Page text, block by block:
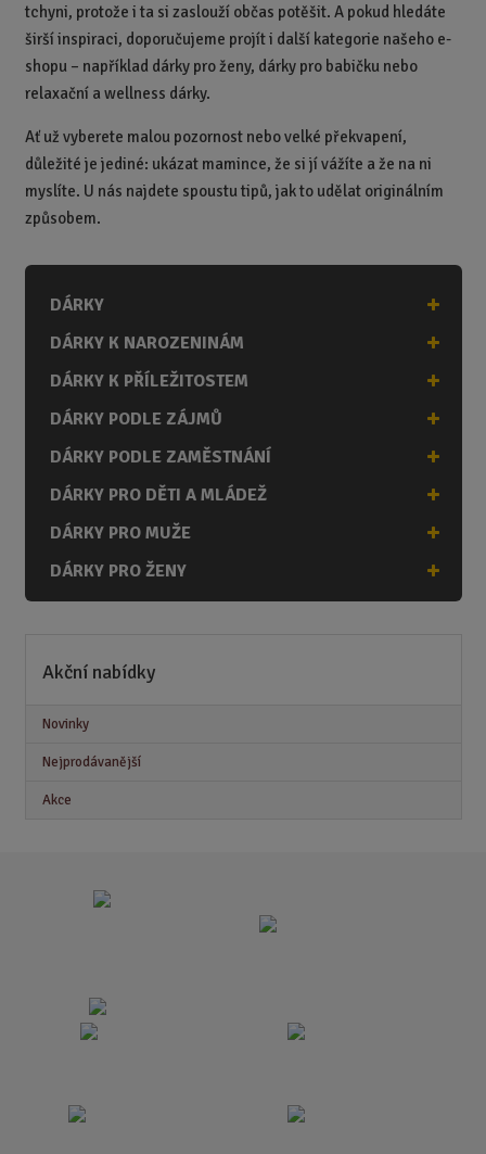
tchyni, protože i ta si zaslouží občas potěšit. A pokud hledáte
širší inspiraci, doporučujeme projít i další kategorie našeho e-
shopu – například dárky pro ženy, dárky pro babičku nebo
relaxační a wellness dárky.
Ať už vyberete malou pozornost nebo velké překvapení,
důležité je jediné: ukázat mamince, že si jí vážíte a že na ni
myslíte. U nás najdete spoustu tipů, jak to udělat originálním
způsobem.
DÁRKY
DÁRKY K NAROZENINÁM
DÁRKY K PŘÍLEŽITOSTEM
DÁRKY PODLE ZÁJMŮ
DÁRKY PODLE ZAMĚSTNÁNÍ
DÁRKY PRO DĚTI A MLÁDEŽ
DÁRKY PRO MUŽE
DÁRKY PRO ŽENY
Akční nabídky
Novinky
Nejprodávanější
Akce